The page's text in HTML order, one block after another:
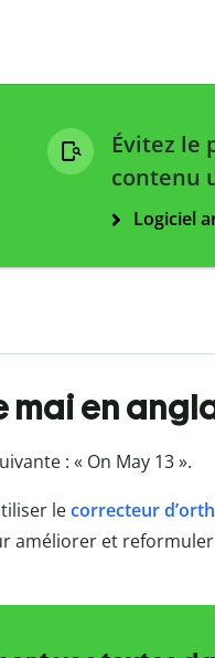
Évitez le
contenu
Logiciel
mai en
: « On May 13 ».
lecorrecteur
améliorer et